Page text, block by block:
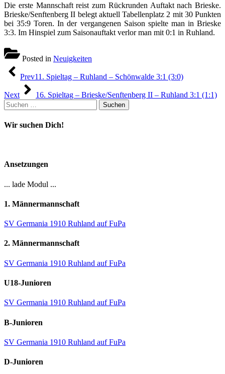
Die erste Mannschaft reist zum Rückrunden Auftakt nach Brieske.
Brieske/Senftenberg II belegt aktuell Tabellenplatz 2 mit 30 Punkten
bei 35:9 Toren. In der vergangenen Saison spielte man in Brieske
3:3. Im Hinspiel zum Saisonauftakt verlor man mit 0:1 in Ruhland.
Posted in Neuigkeiten
Beitragsnavigation
Prev11. Spieltag – Ruhland – Schönwalde 3:1 (3:0)
Next
16. Spieltag – Brieske/Senftenberg II – Ruhland 3:1 (1:1)
Suchen
nach:
Wir suchen Dich!
Ansetzungen
... lade Modul ...
1. Männermannschaft
SV Germania 1910 Ruhland auf FuPa
2. Männermannschaft
SV Germania 1910 Ruhland auf FuPa
U18-Junioren
SV Germania 1910 Ruhland auf FuPa
B-Junioren
SV Germania 1910 Ruhland auf FuPa
D-Junioren